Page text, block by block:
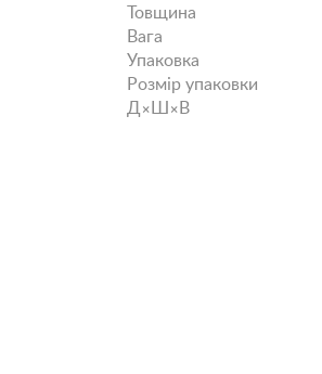
Товщина
Вага
Упаковка
Розмір упаковки
Д×Ш×В